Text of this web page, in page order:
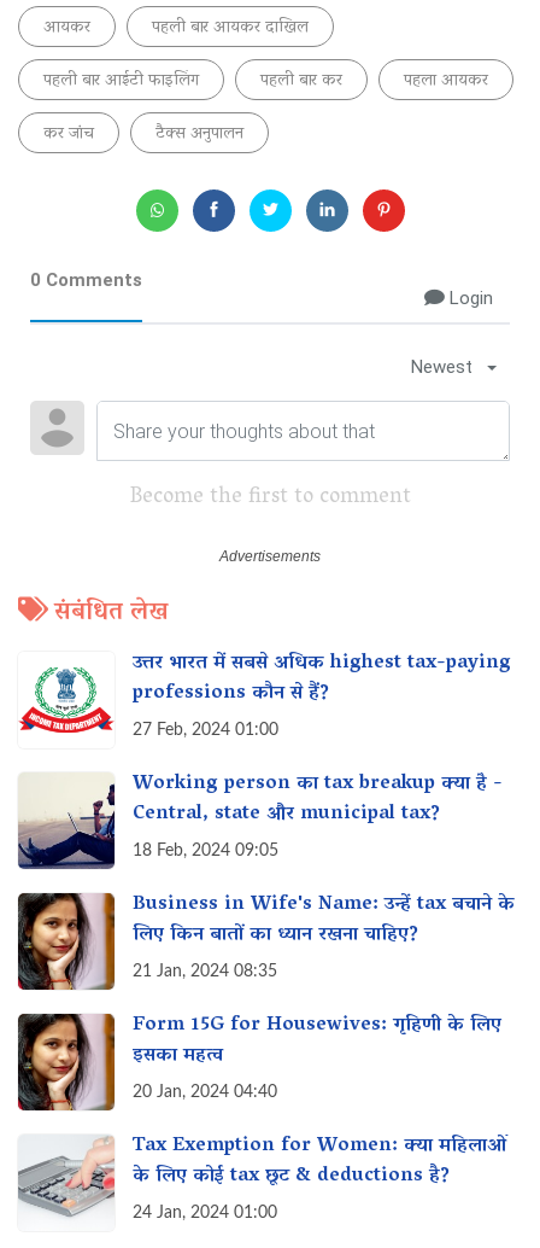
आयकर
पहली बार आयकर दाखिल
पहली बार आईटी फाइलिंग
पहली बार कर
पहला आयकर
कर जांच
टैक्स अनुपालन
0 Comments
Login
Newest
Become the first to comment
संबंधित लेख
उत्तर भारत में सबसे अधिक highest tax-paying
professions कौन से हैं?
27 Feb, 2024 01:00
Working person का tax breakup क्या है -
Central, state और municipal tax?
18 Feb, 2024 09:05
Business in Wife's Name: उन्हें tax बचाने के
लिए किन बातों का ध्यान रखना चाहिए?
21 Jan, 2024 08:35
Form 15G for Housewives: गृहिणी के लिए
इसका महत्व‌
20 Jan, 2024 04:40
Tax Exemption for Women: क्या महिलाओं
के लिए कोई tax छूट & deductions है?
24 Jan, 2024 01:00